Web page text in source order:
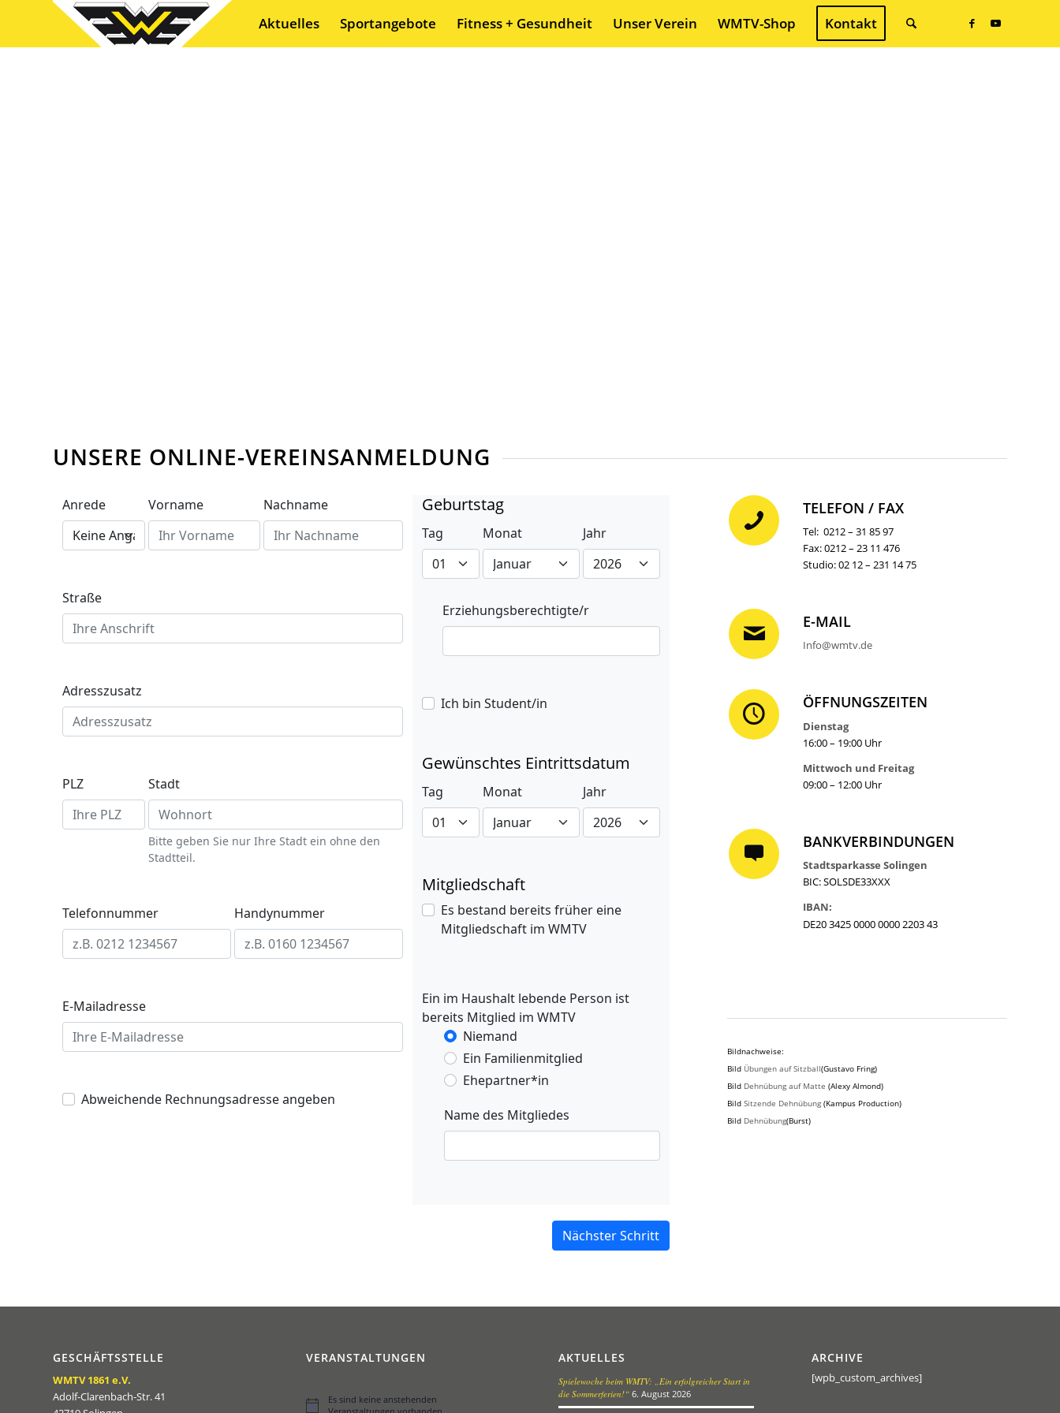
Aktuelles Sportangebote Fitness + Gesundheit Unser Verein WMTV-Shop Kontakt
UNSERE ONLINE-VEREINSANMELDUNG
Anrede Vorname Nachname
Straße
Adresszusatz
PLZ Stadt
Bitte geben Sie nur Ihre Stadt ein ohne den
Stadtteil.
Telefonnummer Handynummer
E-Mailadresse
Abweichende Rechnungsadresse angeben
Geburtstag
Tag Monat Jahr
Erziehungsberechtigte/r
Ich bin Student/in
Gewünschtes Eintrittsdatum
Tag Monat Jahr
Mitgliedschaft
Es bestand bereits früher eine
Mitgliedschaft im WMTV
Ein im Haushalt lebende Person ist
bereits Mitglied im WMTV
Niemand
Ein Familienmitglied
Ehepartner*in
Name des Mitgliedes
Nächster Schritt
TELEFON / FAX
Tel: 0212 – 31 85 97
Fax: 0212 – 23 11 476
Studio: 02 12 – 231 14 75
E-MAIL
Info@wmtv.de
ÖFFNUNGSZEITEN
Dienstag
16:00 – 19:00 Uhr
Mittwoch und Freitag
09:00 – 12:00 Uhr
BANKVERBINDUNGEN
Stadtsparkasse Solingen
BIC: SOLSDE33XXX
IBAN:
DE20 3425 0000 0000 2203 43
Bildnachweise:
Bild Übungen auf Sitzball(Gustavo Fring)
Bild Dehnübung auf Matte (Alexy Almond)
BildSitzende Dehnübung (Kampus Production)
Bild Dehnübung(Burst)
GESCHÄFTSSTELLE
WMTV 1861 e.V.
Adolf-Clarenbach-Str. 41
VERANSTALTUNGEN
Hinweis
Es sind keine anstehenden
AKTUELLES
Spielewoche beim WMTV: „Ein erfolgreicher Start in
die Sommerferien!“ 6. August 2026
ARCHIVE
[wpb_custom_archives]